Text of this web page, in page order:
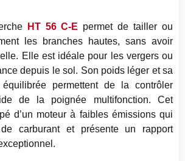
HT 56 C-E permet de tailler ou
les branches hautes, sans avoir
Elle est idéale pour les vergers ou
depuis le sol. Son poids léger et sa
permettent de la contrôler
de la poignée multifonction. Cet
d’un moteur à faibles émissions qui
carburant et présente un rapport